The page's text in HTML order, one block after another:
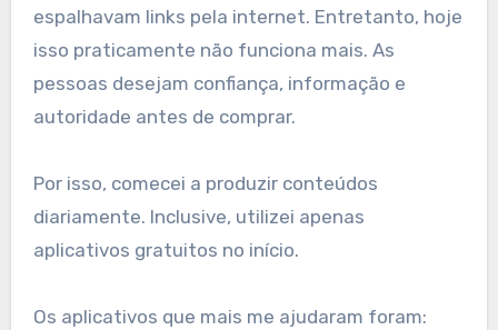
espalhavam links pela internet. Entretanto, hoje
isso praticamente não funciona mais. As
pessoas desejam confiança, informação e
autoridade antes de comprar.
Por isso, comecei a produzir conteúdos
diariamente. Inclusive, utilizei apenas
aplicativos gratuitos no início.
Os aplicativos que mais me ajudaram foram: